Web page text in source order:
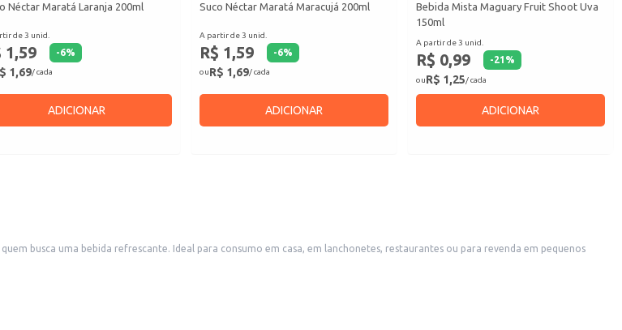
Néctar Maratá Laranja 200ml
de 3 unid.
1,59 -6%
1,69/ cada
ADICIONAR
Suco Néctar Maratá Maracujá 200ml
A partir de 3 unid.
R$ 1,59 -6%
ouR$ 1,69/ cada
ADICIONAR
Bebida Mista Maguary Fruit Shoot Uva
150ml
A partir de 3 unid.
R$ 0,99 -21 %
ouR$ 1,25/ cada
ADICIONAR
busca uma bebida refrescante. Ideal para consumo em casa, em lanchonetes, restaurantes ou para revenda em pequenos